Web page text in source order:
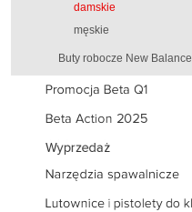
damskie
męskie
Buty robocze New Balance